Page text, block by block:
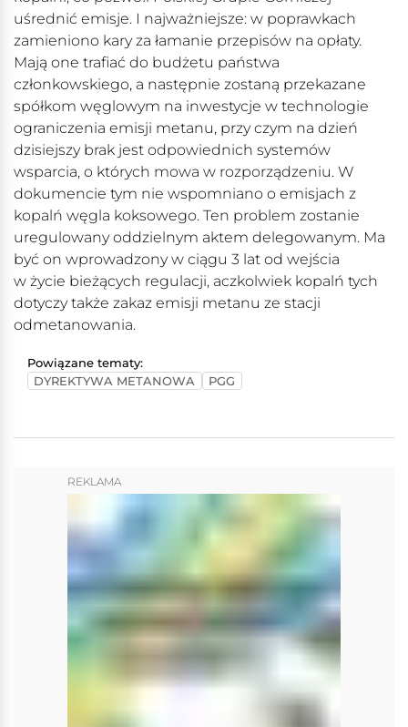
uśrednić emisje. I najważniejsze: w poprawkach
zamieniono kary za łamanie przepisów na opłaty.
Mają one trafiać do budżetu państwa
członkowskiego, a następnie zostaną przekazane
spółkom węglowym na inwestycje w technologie
ograniczenia emisji metanu, przy czym na dzień
dzisiejszy brak jest odpowiednich systemów
wsparcia, o których mowa w rozporządzeniu. W
dokumencie tym nie wspomniano o emisjach z
kopalń węgla koksowego. Ten problem zostanie
uregulowany oddzielnym aktem delegowanym. Ma
być on wprowadzony w ciągu 3 lat od wejścia
w życie bieżących regulacji, aczkolwiek kopalń tych
dotyczy także zakaz emisji metanu ze stacji
odmetanowania.
Powiązane tematy:
DYREKTYWA METANOWA
PGG
REKLAMA